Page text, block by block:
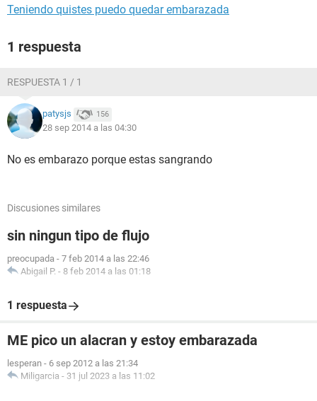
Teniendo quistes puedo quedar embarazada
1 respuesta
RESPUESTA 1 / 1
patysjs 156
28 sep 2014 a las 04:30
No es embarazo porque estas sangrando
Discusiones similares
sin ningun tipo de flujo
preocupada - 7 feb 2014 a las 22:46
Abigail P. - 8 feb 2014 a las 01:18
1 respuesta
ME pico un alacran y estoy embarazada
lesperan - 6 sep 2012 a las 21:34
Miligarcia - 31 jul 2023 a las 11:02